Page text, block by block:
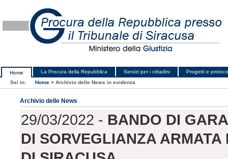
Home La Procura della Repubblica Servizi per i cittadini
Progetti e
Sei in:
Home > Archivio delle News in evidenza
Archivio delle News
29/03/2022 - BANDO DI
DI SORVEGLIANZA